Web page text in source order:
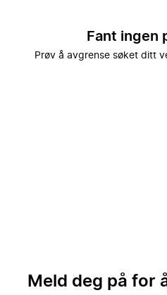
Fant ingen
Prøv å avgrense søket ditt
Meld deg på for